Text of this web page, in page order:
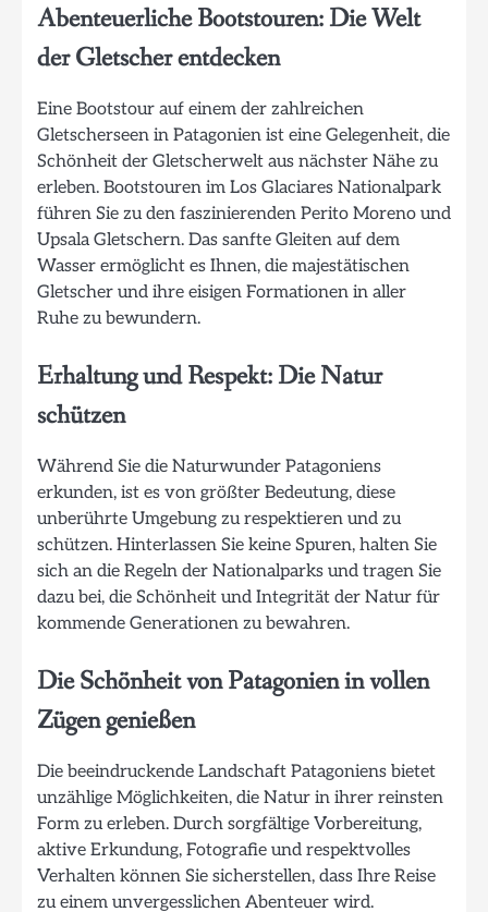
Abenteuerliche Bootstouren: Die Welt
der Gletscher entdecken
Eine Bootstour auf einem der zahlreichen
Gletscherseen in Patagonien ist eine Gelegenheit, die
Schönheit der Gletscherwelt aus nächster Nähe zu
erleben. Bootstouren im Los Glaciares Nationalpark
führen Sie zu den faszinierenden Perito Moreno und
Upsala Gletschern. Das sanfte Gleiten auf dem
Wasser ermöglicht es Ihnen, die majestätischen
Gletscher und ihre eisigen Formationen in aller
Ruhe zu bewundern.
Erhaltung und Respekt: Die Natur
schützen
Während Sie die Naturwunder Patagoniens
erkunden, ist es von größter Bedeutung, diese
unberührte Umgebung zu respektieren und zu
schützen. Hinterlassen Sie keine Spuren, halten Sie
sich an die Regeln der Nationalparks und tragen Sie
dazu bei, die Schönheit und Integrität der Natur für
kommende Generationen zu bewahren.
Die Schönheit von Patagonien in vollen
Zügen genießen
Die beeindruckende Landschaft Patagoniens bietet
unzählige Möglichkeiten, die Natur in ihrer reinsten
Form zu erleben. Durch sorgfältige Vorbereitung,
aktive Erkundung, Fotografie und respektvolles
Verhalten können Sie sicherstellen, dass Ihre Reise
zu einem unvergesslichen Abenteuer wird.